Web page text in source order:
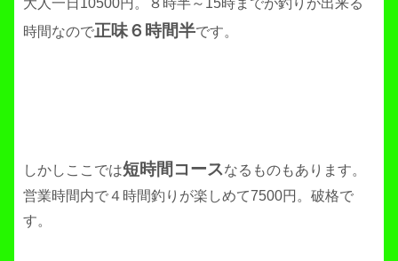
時間なので正味６時間半です。
しかしここでは短時間コースなるものもあります。
営業時間内で４時間釣りが楽しめて7500円。破格で
す。